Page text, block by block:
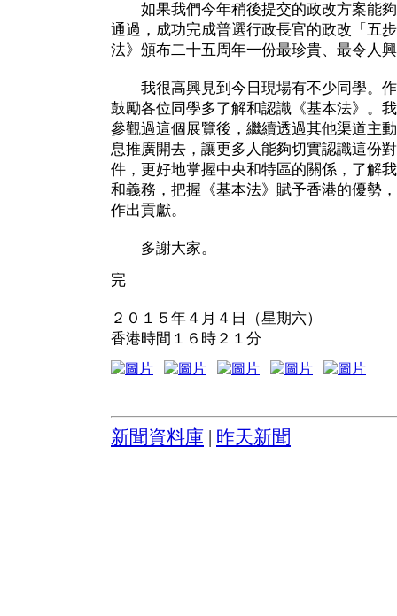
如果我們今年稍後提交的政改方案能夠
通過，成功完成普選行政長官的政改「五
法》頒布二十五周年一份最珍貴、最令人
我很高興見到今日現場有不少同學。作
鼓勵各位同學多了解和認識《基本法》。
參觀過這個展覽後，繼續透過其他渠道主
息推廣開去，讓更多人能夠切實認識這份
件，更好地掌握中央和特區的關係，了解
和義務，把握《基本法》賦予香港的優勢
作出貢獻。
多謝大家。
完
２０１５年４月４日（星期六）
香港時間１６時２１分
新聞資料庫 昨天新聞